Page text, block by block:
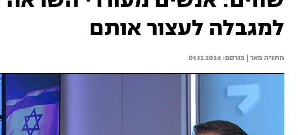
למגבלה לעצור אותם
מתניה פאר | 01.12.2024